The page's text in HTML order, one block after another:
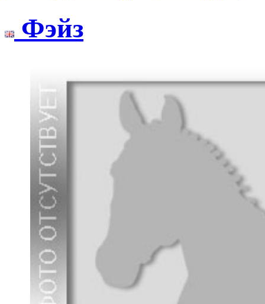
Фэйз